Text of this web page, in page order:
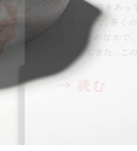
う問いに向きあ
の砦として、多
きた。そのなか
められてきた。こ
→ 読む
ら、その経験の
ません。触れる
と。私たちは日
いますが、その手
のかを言葉にする
科学分野の原田
による乳がん検
に取り組んでい
がん検診におい
れている唯一の検
土門拳 著
クレヴィス、2022年
→ 読む